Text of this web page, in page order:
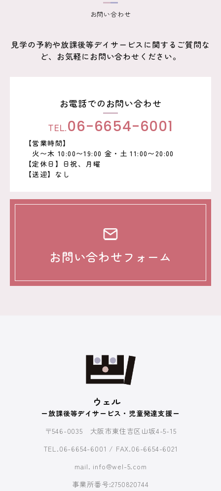
お問い合わせ
見学の予約や放課後等デイサービスに関するご質問な
ど、お気軽にお問い合わせください。
お電話でのお問い合わせ
TEL.06-6654-6001
【営業時間】
火〜木 10:00〜19:00 金・土 11:00〜20:00
【定休日】日祝、月曜
【送迎】なし
お問い合わせフォーム
ウェル
ー放課後等デイサービス・児童発達支援ー
〒546-0035 大阪市東住吉区山坂4-5-15
TEL.06-6654-6001 / FAX.06-6654-6021
mail. info@wel-5.com
事業所番号:2750820744